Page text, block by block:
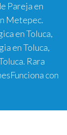
Pareja en
Metepec.
en Toluca,
en Toluca,
Rara
Funciona con